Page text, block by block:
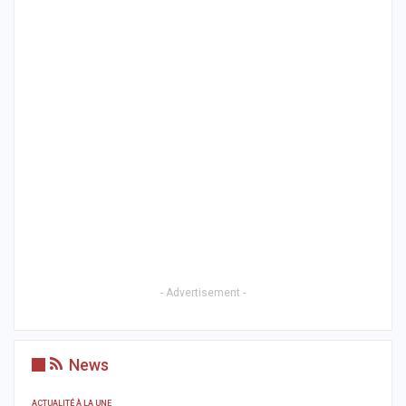
- Advertisement -
News
ACTUALITÉ À LA UNE